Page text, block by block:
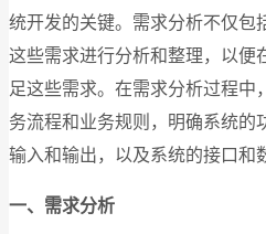
统开发的关键。需求分析不仅包
这些需求进行分析和整理，以便
足这些需求。在需求分析过程中
务流程和业务规则，明确系统的
输入和输出，以及系统的接口和
一、需求分析